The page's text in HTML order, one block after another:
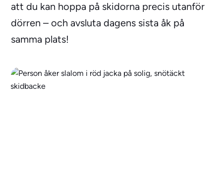
att du kan hoppa på skidorna precis utanför
dörren – och avsluta dagens sista åk på
samma plats!